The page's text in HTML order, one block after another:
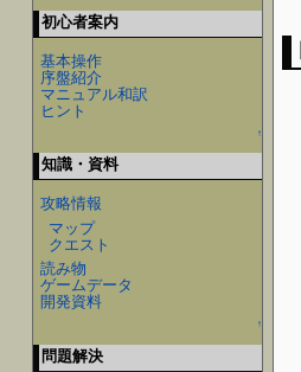
初心者案内
基本操作
序盤紹介
マニュアル和訳
ヒント
↑
知識・資料
攻略情報
マップ
クエスト
読み物
ゲームデータ
開発資料
↑
問題解決